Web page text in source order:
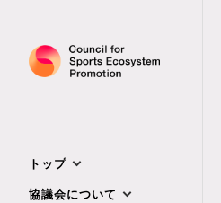
トップ
協議会について